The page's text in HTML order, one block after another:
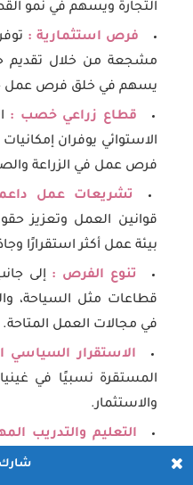
التجارة ويسهم في نمو
فرص استثمارية :
مشجعة من خلال تقديم
يسهم في خلق فرص عمل
قطاع زراعي خصب :
الاستوائي يوفران
فرص عمل في الزراعة
تشريعات عمل
قوانين العمل وتعزيز
بيئة عمل أكثر استقرارًا
تنوع الفرص : إلى
قطاعات مثل السياحة،
في مجالات العمل المتاحة.
الاستقرار السياسي
المستقرة نسبيًا في غينيا
والاستثمار.
التعليم والتدريب
نظام التعليم
شارك